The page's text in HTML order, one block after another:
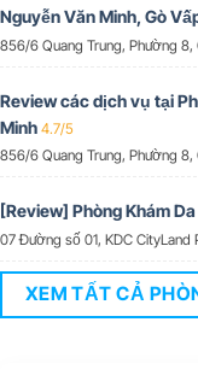
Nguyễn Văn Minh, Gò
856/6 Quang Trung, Phường 8,
Review các dịch vụ tại
Minh 4.7/5
856/6 Quang Trung, Phường 8,
[Review] Phòng Khám
07 Đường số 01, KDC CityLand
XEM TẤT CẢ